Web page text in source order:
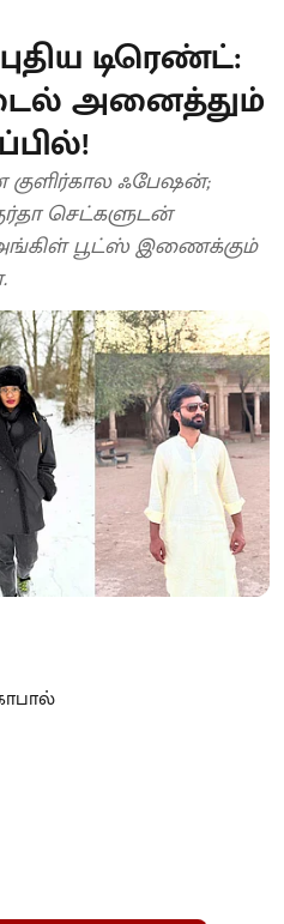
டிரெண்ட்:
அனைத்தும்
குளிர்கால ஃபேஷன்;
செட்களுடன்
பூட்ஸ் இணைக்கும்